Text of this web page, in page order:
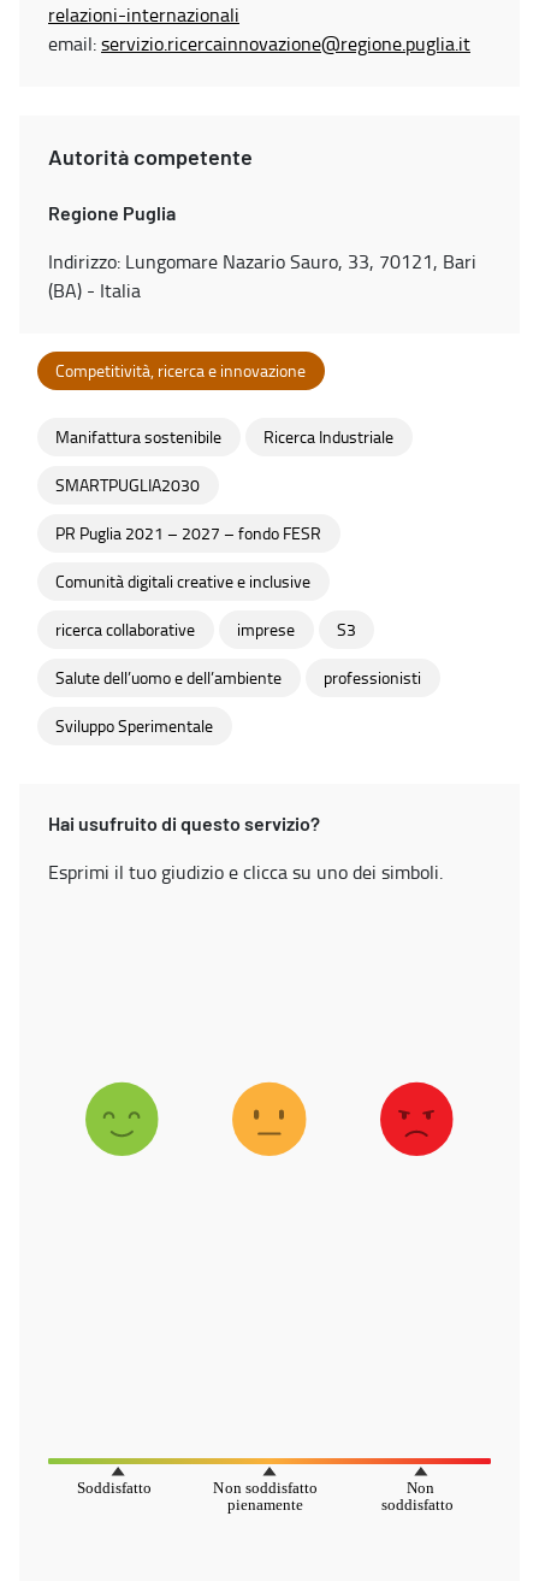
relazioni-internazionali
email:servizio.ricercainnovazione@regione.puglia.it
Autorità competente
Regione Puglia
Indirizzo: Lungomare Nazario Sauro, 33, 70121, Bari
(BA) - Italia
Competitività, ricerca e innovazione
Manifattura sostenibile Ricerca Industriale
SMARTPUGLIA2030
PR Puglia 2021 – 2027 – fondo FESR
Comunità digitali creative e inclusive
ricerca collaborative imprese S3
Salute dell’uomo e dell’ambiente professionisti
Sviluppo Sperimentale
Hai usufruito di questo servizio?
Esprimi il tuo giudizio e clicca su uno dei simboli.